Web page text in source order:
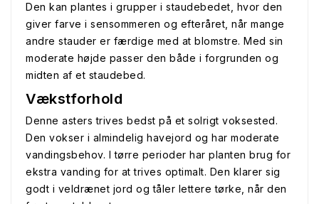
Den kan plantes i grupper i staudebedet, hvor den
giver farve i sensommeren og efteråret, når mange
andre stauder er færdige med at blomstre. Med sin
moderate højde passer den både i forgrunden og
midten af et staudebed.
Vækstforhold
Denne asters trives bedst på et solrigt voksested.
Den vokser i almindelig havejord og har moderate
vandingsbehov. I tørre perioder har planten brug for
ekstra vanding for at trives optimalt. Den klarer sig
godt i veldrænet jord og tåler lettere tørke, når den